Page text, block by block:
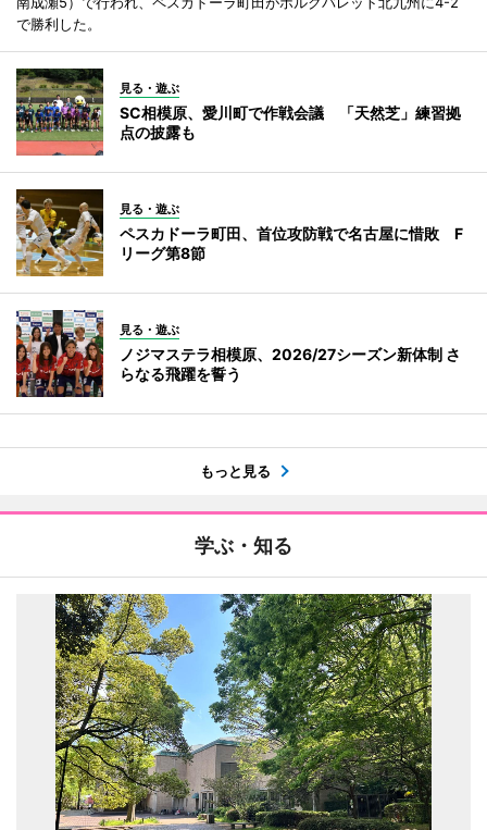
で勝利した。
見る・遊ぶ
SC相模原、愛川町で作戦会議 「天然芝」練習拠
点の披露も
見る・遊ぶ
ペスカドーラ町田、首位攻防戦で名古屋に惜敗 F
リーグ第8節
見る・遊ぶ
ノジマステラ相模原、2026/27シーズン新体制 さ
らなる飛躍を誓う
もっと見る
学ぶ・知る